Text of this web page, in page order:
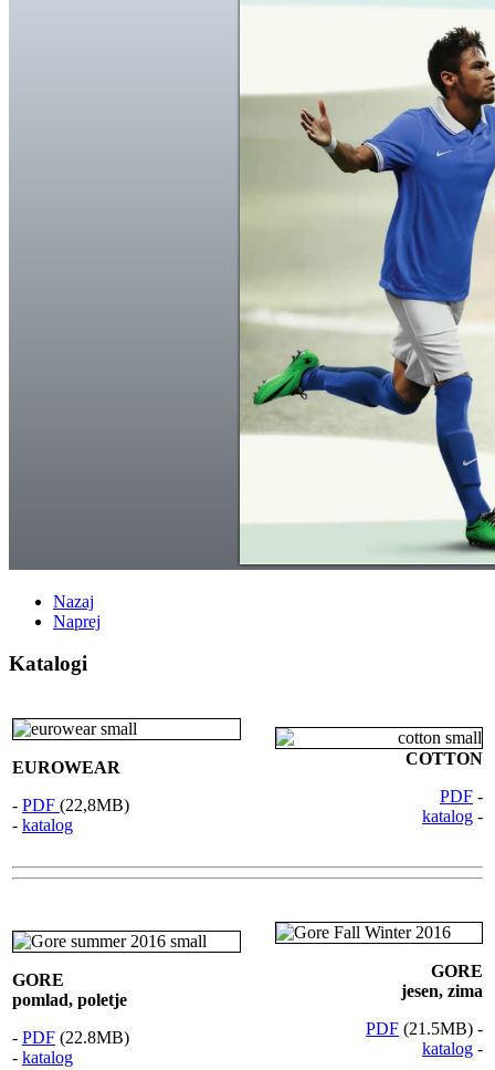
Nazaj
Naprej
Katalogi
EUROWEAR
- PDF (22,8MB)
- katalog
COTTON
PDF -
katalog -
GORE
pomlad, poletje
- PDF (22.8MB)
- katalog
GORE
jesen, zima
PDF (21.5MB) -
katalog -